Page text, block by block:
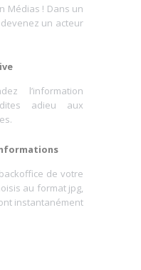
Médias ! Dans un
un acteur
l’information
adieu aux
de votre
au format jpg,
instantanément